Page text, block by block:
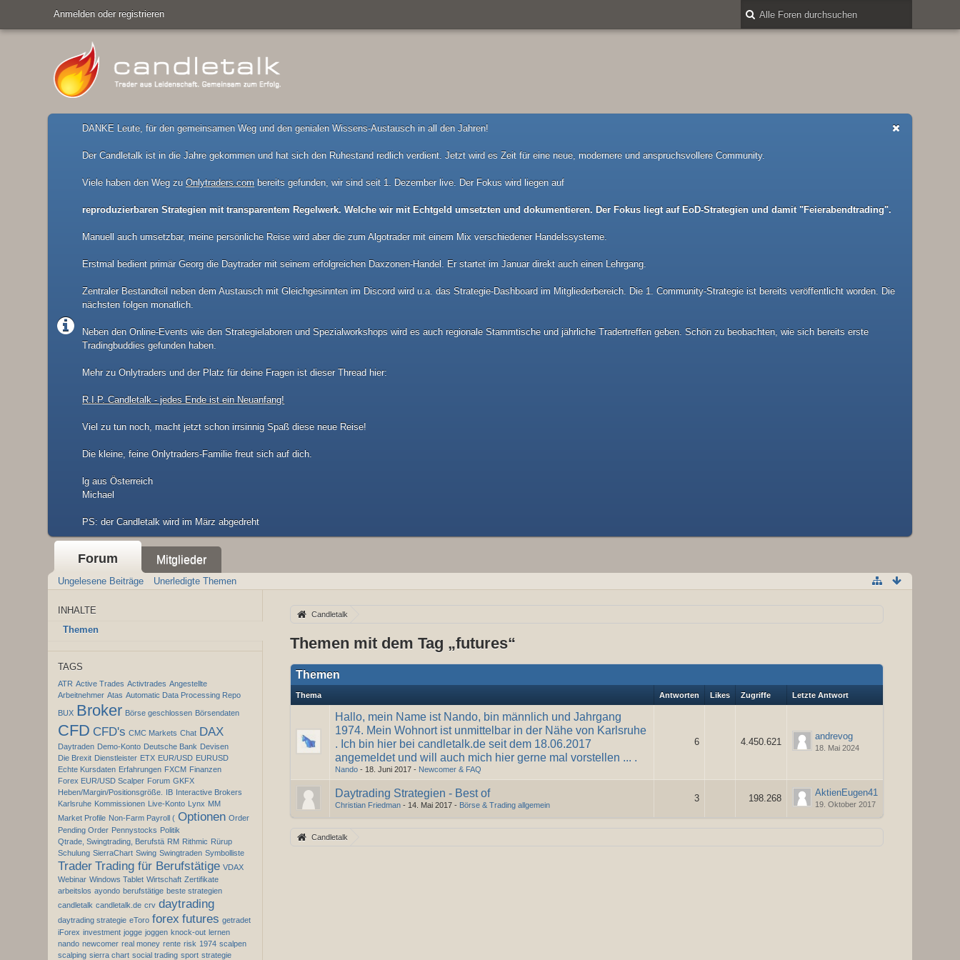
Anmelden oder registrieren
DANKE Leute, für den gemeinsamen Weg und den genialen Wissens-Austausch in all den Jahren!
Der Candletalk ist in die Jahre gekommen und hat sich den Ruhestand redlich verdient. Jetzt wird es Zeit für eine neue, modernere und anspruchsvollere Community.
Viele haben den Weg zuOnlytraders.com bereits gefunden, wir sind seit 1. Dezember live. Der Fokus wird liegen auf
reproduzierbaren Strategien mit transparentem Regelwerk. Welche wir mit Echtgeld umsetzten und dokumentieren. Der Fokus liegt auf EoD-Strategien und damit "Feierabendtrading".
Manuell auch umsetzbar, meine persönliche Reise wird aber die zum Algotrader mit einem Mix verschiedener Handelssysteme.
Erstmal bedient primär Georg die Daytrader mit seinem erfolgreichen Daxzonen-Handel. Er startet im Januar direkt auch einen Lehrgang.
Zentraler Bestandteil neben dem Austausch mit Gleichgesinnten im Discord wird u.a. das Strategie-Dashboard im Mitgliederbereich. Die 1. Community-Strategie ist bereits veröffentlicht worden. Die
nächsten folgen monatlich.
Neben den Online-Events wie den Strategielaboren und Spezialworkshops wird es auch regionale Stammtische und jährliche Tradertreffen geben. Schön zu beobachten, wie sich bereits erste
Tradingbuddies gefunden haben.
Mehr zu Onlytraders und der Platz für deine Fragen ist dieser Thread hier:
R.I.P. Candletalk - jedes Ende ist ein Neuanfang!
Viel zu tun noch, macht jetzt schon irrsinnig Spaß diese neue Reise!
Die kleine, feine Onlytraders-Familie freut sich auf dich.
lg aus Österreich
Michael
​PS: der Candletalk wird im März abgedreht
Forum Mitglieder
Ungelesene Beiträge Unerledigte Themen
INHALTE
Themen
TAGS
ATR Active Trades Activtrades Angestellte
Arbeitnehmer Atas Automatic Data Processing Repo
BUX Broker Börse geschlossen Börsendaten
CFD CFD's CMC Markets Chat DAX
Daytraden Demo-Konto Deutsche Bank Devisen
Die Brexit Dienstleister ETX EUR/USD EURUSD
Echte Kursdaten Erfahrungen FXCM Finanzen
Forex EUR/USD Scalper Forum GKFX
Heben/Margin/Positionsgröße.
IB Interactive Brokers
Karlsruhe Kommissionen Live-Konto Lynx MM
Market Profile Non-Farm Payroll ( Optionen Order
Pending Order Pennystocks Politik
Qtrade, Swingtrading, Berufstä RM Rithmic Rürup
Schulung SierraChart Swing Swingtraden Symbolliste
Trader Trading für Berufstätige VDAX
Webinar Windows Tablet Wirtschaft Zertifikate
arbeitslos ayondo berufstätige beste strategien
candletalk candletalk.de crv daytrading
daytrading strategie eToro forex futures getradet
iForex investment jogge joggen knock-out lernen
nando newcomer real money rente risk 1974 scalpen
scalping sierra chart social trading sport strategie
Candletalk
Themen mit dem Tag „futures“
Themen
Thema Antworten Likes Zugriffe Letzte Antwort
Hallo, mein Name ist Nando, bin männlich und Jahrgang
1974. Mein Wohnort ist unmittelbar in der Nähe von Karlsruhe
. Ich bin hier bei candletalk.de seit dem 18.06.2017
angemeldet und will auch mich hier gerne mal vorstellen ... .
Nando - 18. Juni 2017 - Newcomer & FAQ
6 4.450.621
andrevog
18. Mai 2024
Daytrading Strategien - Best of
Christian Friedman - 14. Mai 2017 - Börse & Trading allgemein
3 198.268
AktienEugen41
19. Oktober 2017
Candletalk